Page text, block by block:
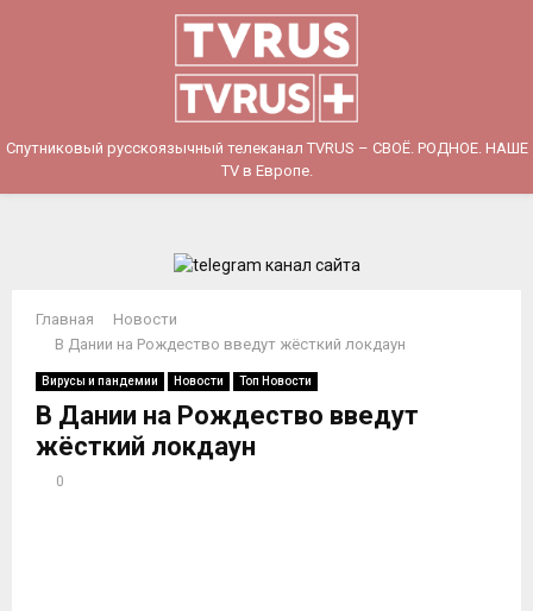
Спутниковый русскоязычный телеканал TVRUS – СВОЁ. РОДНОЕ. НАШЕ
TV в Европе.
Главная
Новости
В Дании на Рождество введут жёсткий локдаун
Вирусы и пандемии Новости Топ Новости
В Дании на Рождество введут
жёсткий локдаун
0